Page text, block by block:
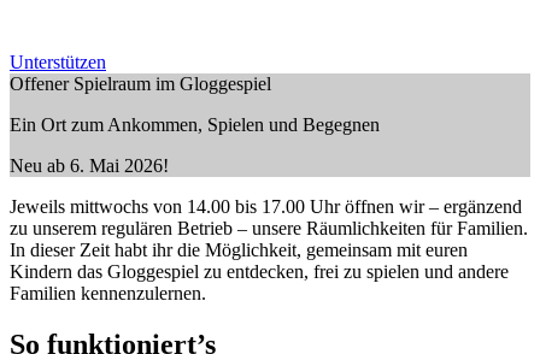
Unterstützen
Offener Spielraum im Gloggespiel
Ein Ort zum Ankommen, Spielen und Begegnen
Neu ab 6. Mai 2026!
Jeweils mittwochs von 14.00 bis 17.00 Uhr öffnen wir – ergänzend
zu unserem regulären Betrieb – unsere Räumlichkeiten für Familien.
In dieser Zeit habt ihr die Möglichkeit, gemeinsam mit euren
Kindern das Gloggespiel zu entdecken, frei zu spielen und andere
Familien kennenzulernen.
So funktioniert’s